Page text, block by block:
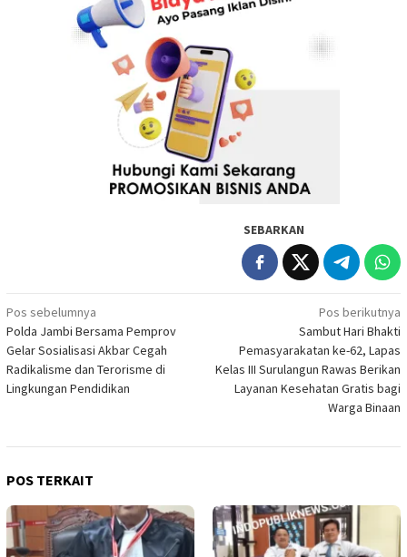
SEBARKAN
Navigasi
pos
Pos sebelumnya
Polda Jambi Bersama Pemprov
Gelar Sosialisasi Akbar Cegah
Radikalisme dan Terorisme di
Lingkungan Pendidikan
Pos berikutnya
Sambut Hari Bhakti
Pemasyarakatan ke-62, Lapas
Kelas III Surulangun Rawas Berikan
Layanan Kesehatan Gratis bagi
Warga Binaan
POS TERKAIT